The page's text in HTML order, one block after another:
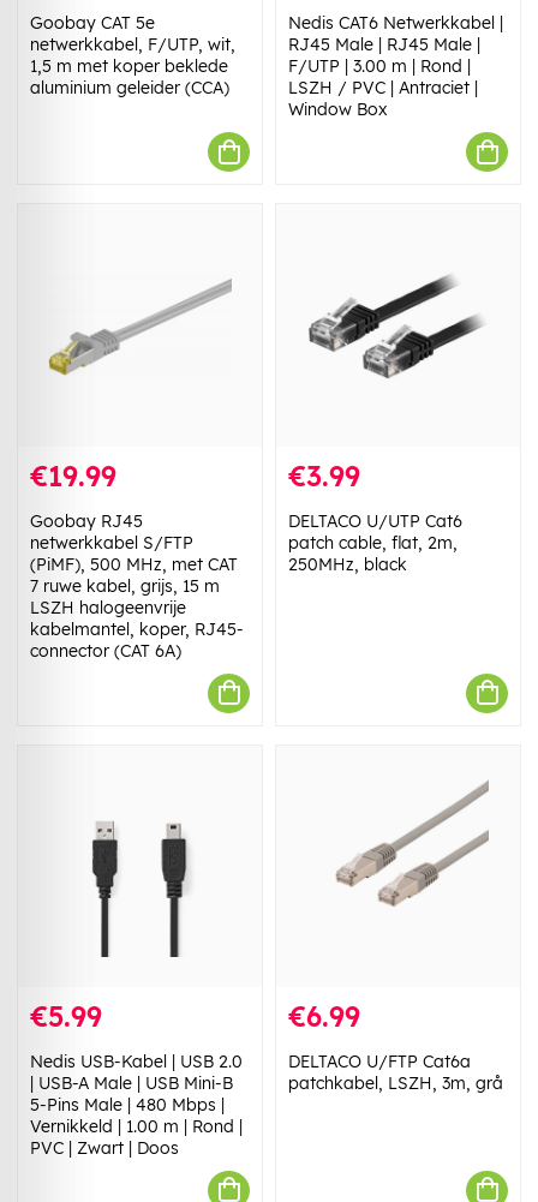
Goobay CAT 5e
netwerkkabel, F/UTP, wit,
1,5 m met koper beklede
aluminium geleider (CCA)
Nedis CAT6 Netwerkkabel |
RJ45 Male | RJ45 Male |
F/UTP | 3.00 m | Rond |
LSZH / PVC | Antraciet |
Window Box
€19.99
Goobay RJ45
netwerkkabel S/FTP
(PiMF), 500 MHz, met CAT
7 ruwe kabel, grijs, 15 m
LSZH halogeenvrije
kabelmantel, koper, RJ45-
connector (CAT 6A)
€3.99
DELTACO U/UTP Cat6
patch cable, flat, 2m,
250MHz, black
€5.99
Nedis USB-Kabel | USB 2.0
| USB-A Male | USB Mini-B
5-Pins Male | 480 Mbps |
Vernikkeld | 1.00 m | Rond |
PVC | Zwart | Doos
€6.99
DELTACO U/FTP Cat6a
patchkabel, LSZH, 3m, grå